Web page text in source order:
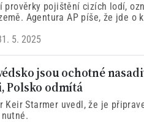
prověrky pojištění cizích lodí,
Agentura AP píše, že jde
5. 2025
jsou ochotné
Polsko odmítá
Keir Starmer uvedl, že je